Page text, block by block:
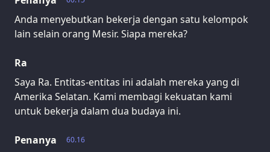
Anda menyebutkan bekerja dengan satu kelompok
lain selain orang Mesir. Siapa mereka?
Ra
Saya Ra. Entitas-entitas ini adalah mereka yang di
Amerika Selatan. Kami membagi kekuatan kami
untuk bekerja dalam dua budaya ini.
60.16
Penanya